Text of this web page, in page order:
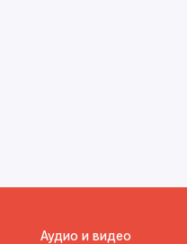
Аудио и видео